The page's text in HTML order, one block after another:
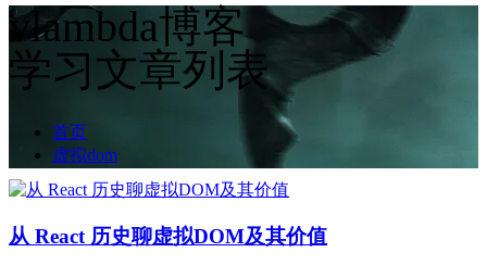
vlambda博客
学习文章列表
首页
虚拟dom
从 React 历史聊虚拟DOM及其价值